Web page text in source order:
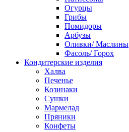
Огурцы
Грибы
Помидоры
Арбузы
Оливки/ Маслины
Фасоль/ Горох
Кондитерские изделия
Халва
Печенье
Козинаки
Сушки
Мармелад
Пряники
Конфеты